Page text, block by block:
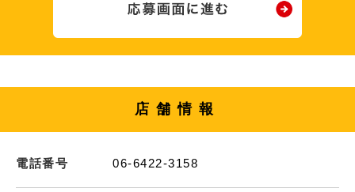
店舗情報
電話番号 06-6422-3158